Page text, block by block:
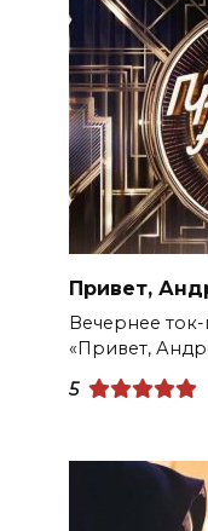
Привет,
Вечернее
«Привет,
5